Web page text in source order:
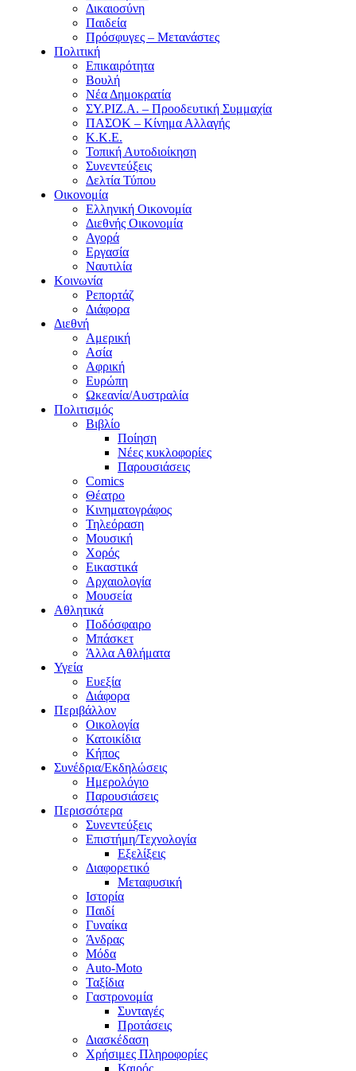
Δικαιοσύνη
Παιδεία
Πρόσφυγες – Μετανάστες
Πολιτική
Επικαιρότητα
Βουλή
Νέα Δημοκρατία
ΣΥ.ΡΙΖ.Α. – Προοδευτική Συμμαχία
ΠΑΣΟΚ – Κίνημα Αλλαγής
Κ.Κ.Ε.
Τοπική Αυτοδιοίκηση
Συνεντεύξεις
Δελτία Τύπου
Οικονομία
Ελληνική Οικονομία
Διεθνής Οικονομία
Αγορά
Εργασία
Ναυτιλία
Κοινωνία
Ρεπορτάζ
Διάφορα
Διεθνή
Αμερική
Ασία
Αφρική
Ευρώπη
Ωκεανία/Αυστραλία
Πολιτισμός
Βιβλίο
Ποίηση
Νέες κυκλοφορίες
Παρουσιάσεις
Comics
Θέατρο
Κινηματογράφος
Τηλεόραση
Μουσική
Χορός
Εικαστικά
Αρχαιολογία
Μουσεία
Αθλητικά
Ποδόσφαιρο
Μπάσκετ
Άλλα Αθλήματα
Υγεία
Ευεξία
Διάφορα
Περιβάλλον
Οικολογία
Κατοικίδια
Κήπος
Συνέδρια/Εκδηλώσεις
Ημερολόγιο
Παρουσιάσεις
Περισσότερα
Συνεντεύξεις
Επιστήμη/Τεχνολογία
Εξελίξεις
Διαφορετικό
Μεταφυσική
Ιστορία
Παιδί
Γυναίκα
Άνδρας
Μόδα
Auto-Moto
Ταξίδια
Γαστρονομία
Συνταγές
Προτάσεις
Διασκέδαση
Χρήσιμες Πληροφορίες
Καιρός